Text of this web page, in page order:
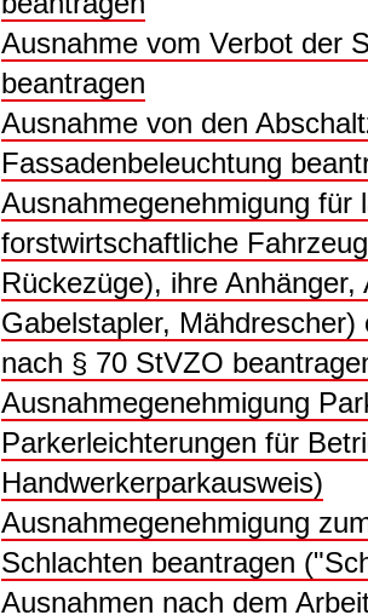
Ausnahme vom Verbot der
beantragen
Ausnahme von den
Fassadenbeleuchtung
Ausnahmegenehmigung für
forstwirtschaftliche
Rückezüge), ihre
Gabelstapler,
nach § 70 StVZO
Ausnahmegenehmigung
Parkerleichterungen für
Handwerkerparkausweis)
Ausnahmegenehmigung
Schlachten beantragen
Ausnahmen nach dem